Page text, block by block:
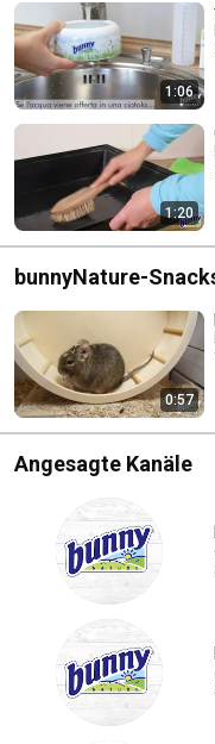
1:06
1:20
bunnyNature-
0:57
Angesagte Kanäle